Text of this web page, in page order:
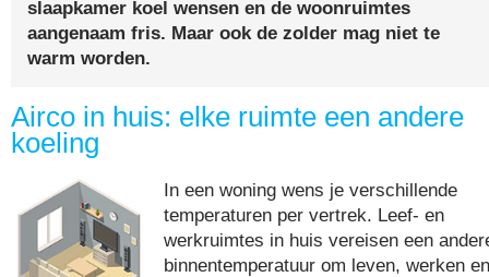
slaapkamer koel wensen en de woonruimtes
aangenaam fris. Maar ook de zolder mag niet te
warm worden.
Airco in huis: elke ruimte een andere
koeling
In een woning wens je verschillende
temperaturen per vertrek. Leef- en
werkruimtes in huis vereisen een
binnentemperatuur om leven, werken en